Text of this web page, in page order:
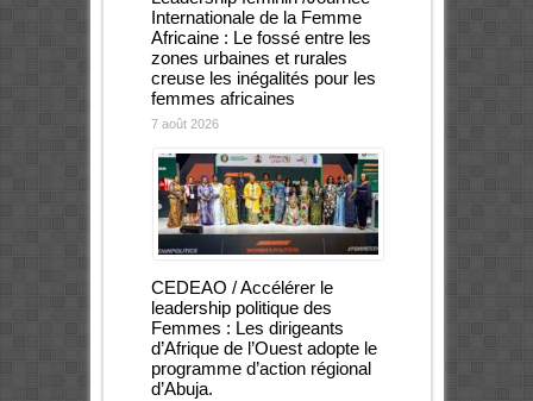
Internationale de la Femme
Africaine : Le fossé entre les
zones urbaines et rurales
creuse les inégalités pour les
femmes africaines
7 août 2026
CEDEAO / Accélérer le
leadership politique des
Femmes : Les dirigeants
d’Afrique de l’Ouest adopte le
programme d’action régional
d’Abuja.